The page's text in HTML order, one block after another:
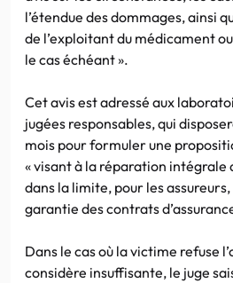
l’étendue des dommages, ainsi
de l’exploitant du médicament
le cas échéant ».
Cet avis est adressé aux
jugées responsables, qui
mois pour formuler une
« visant à la réparation intégrale
dans la limite, pour les
garantie des contrats
Dans le cas où la victime refuse
considère insuffisante, le juge